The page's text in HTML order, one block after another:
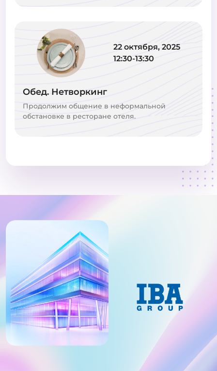
22 октября, 2025
12:30-13:30
Обед. Нетворкинг
Продолжим общение в неформальной
обстановке в ресторане отеля.